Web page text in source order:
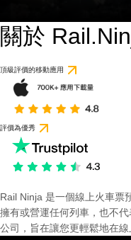
關於
頂級評價的移動應用
評價為優秀
Rail Ninja 是一個線上火車票
擁有或營運任何列車，也不
公司，旨在讓您更輕鬆地在線